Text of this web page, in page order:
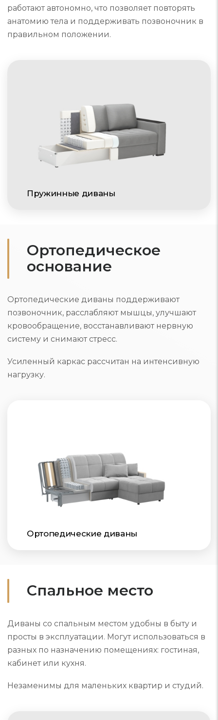
Пружинные диваны
работают автономно, что позволяет повторять
анатомию тела и поддерживать позвоночник в
правильном положении.
Ортопедическое
основание
Ортопедические диваны поддерживают
позвоночник, расслабляют мышцы, улучшают
кровообращение, восстанавливают нервную
систему и снимают стресс.
Усиленный каркас рассчитан на интенсивную
нагрузку.
Ортопедические диваны
Спальное место
Диваны со спальным местом удобны в быту и
просты в эксплуатации. Могут использоваться в
разных по назначению помещениях: гостиная,
кабинет или кухня.
Незаменимы для маленьких квартир и студий.